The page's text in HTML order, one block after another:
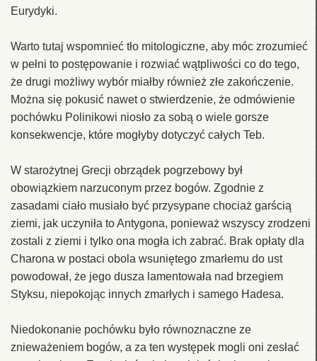
Eurydyki.
Warto tutaj wspomnieć tło mitologiczne, aby móc zrozumieć
w pełni to postępowanie i rozwiać wątpliwości co do tego,
że drugi możliwy wybór miałby również złe zakończenie.
Można się pokusić nawet o stwierdzenie, że odmówienie
pochówku Polinikowi niosło za sobą o wiele gorsze
konsekwencje, które mogłyby dotyczyć całych Teb.
W starożytnej Grecji obrządek pogrzebowy był
obowiązkiem narzuconym przez bogów. Zgodnie z
zasadami ciało musiało być przysypane chociaż garścią
ziemi, jak uczyniła to Antygona, ponieważ wszyscy zrodzeni
zostali z ziemi i tylko ona mogła ich zabrać. Brak opłaty dla
Charona w postaci obola wsuniętego zmarłemu do ust
powodował, że jego dusza lamentowała nad brzegiem
Styksu, niepokojąc innych zmarłych i samego Hadesa.
Niedokonanie pochówku było równoznaczne ze
znieważeniem bogów, a za ten występek mogli oni zesłać